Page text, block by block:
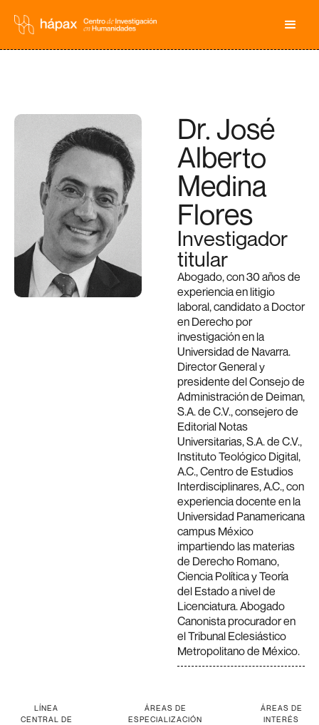
Dr. José
Alberto
Medina
Flores
Investigador
titular
Abogado, con 30 años de
experiencia en litigio
laboral, candidato a Doctor
en Derecho por
investigación en la
Universidad de Navarra.
Director General y
presidente del Consejo de
Administración de Deiman,
S.A. de C.V., consejero de
Editorial Notas
Universitarias, S.A. de C.V.,
Instituto Teológico Digital,
A.C., Centro de Estudios
Interdisciplinares, A.C., con
experiencia docente en la
Universidad Panamericana
campus México
impartiendo las materias
de Derecho Romano,
Ciencia Política y Teoría
del Estado a nivel de
Licenciatura. Abogado
Canonista procurador en
el Tribunal Eclesiástico
Metropolitano de México.
LÍNEA
CENTRAL DE
ÁREAS DE
ESPECIALIZACIÓN
ÁREAS DE
INTERÉS